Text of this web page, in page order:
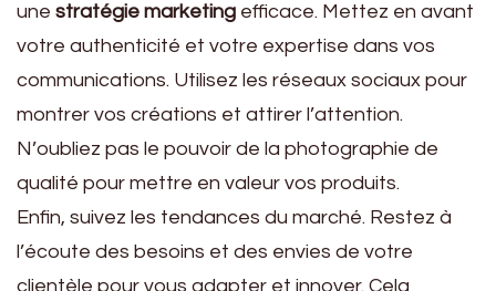
une stratégie marketing efficace. Mettez en avant
votre authenticité et votre expertise dans vos
communications. Utilisez les réseaux sociaux pour
montrer vos créations et attirer l’attention.
N’oubliez pas le pouvoir de la photographie de
qualité pour mettre en valeur vos produits.
Enfin, suivez les tendances du marché. Restez à
l’écoute des besoins et des envies de votre
clientèle pour vous adapter et innover. Cela